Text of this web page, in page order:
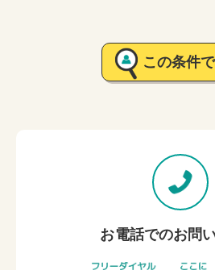
この条件
お電話でのお問